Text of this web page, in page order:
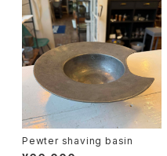
Pewter shaving basin